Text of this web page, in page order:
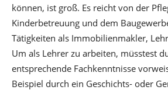
können, ist groß. Es reicht von der
Kinderbetreuung und dem
Tätigkeiten als Immobilienmakler,
Um als Lehrer zu arbeiten, müsstest
entsprechende Fachkenntnisse
Beispiel durch ein Geschichts- oder